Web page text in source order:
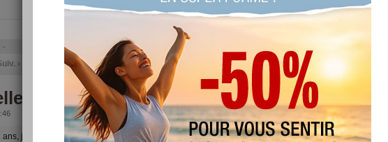
»
›
je suis mariée, j'ai deux enfants de 8 et 11 ans. Je
ARCHIVES